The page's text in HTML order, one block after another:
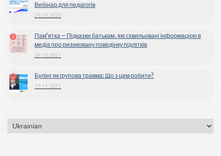
Вебінар для педагогів
26.03.2022
Пам’ятка – Підказки батькам, які схвильовані інформацією в
медіа про ризиковану поведінку підлітків
20.12.2021
Булінг як групова травма: Що з цим робити?
15.11.2021
Вибрати
мову